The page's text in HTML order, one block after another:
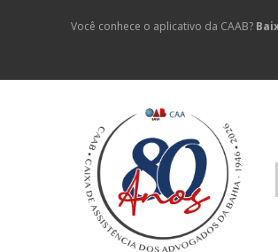
Você conhece o aplicativo da CAAB?